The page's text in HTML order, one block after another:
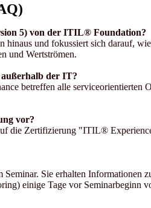
5) von der ITIL® Foundation?
und fokussiert sich darauf,
und Wertströmen.
der IT?
betreffen alle serviceorientierten
vor?
die Zertifizierung "ITIL®
Sie erhalten Informationen
einige Tage vor Seminarbeginn